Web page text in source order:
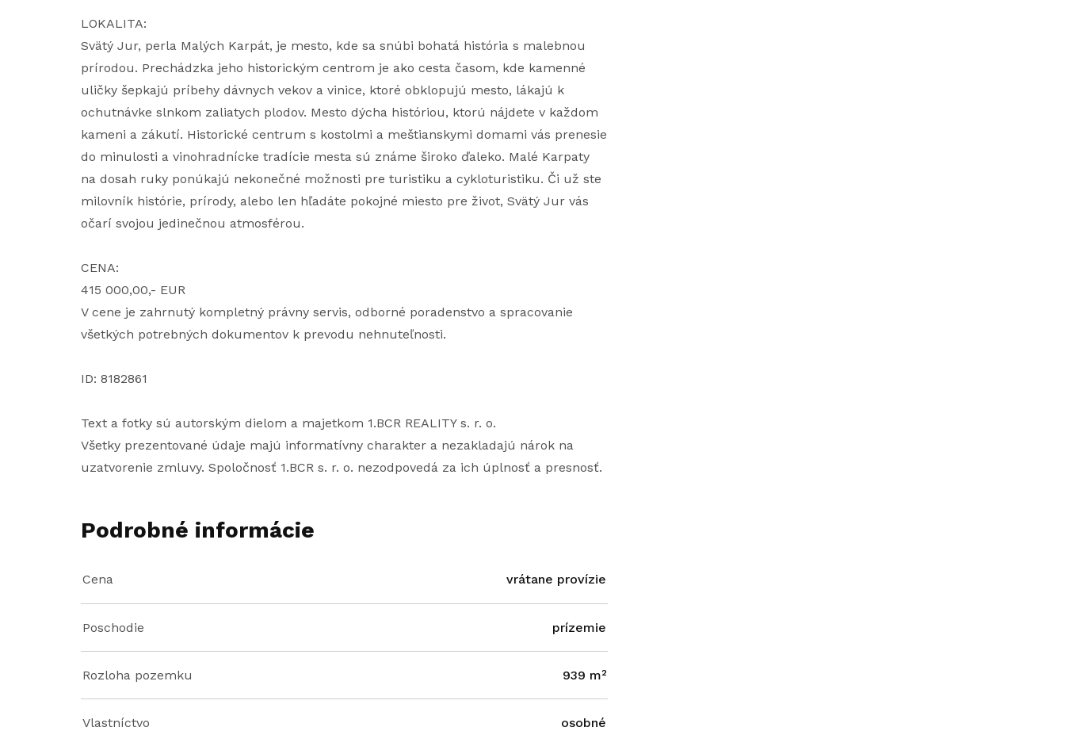
LOKALITA:
Svätý Jur, perla Malých Karpát, je mesto, kde sa snúbi bohatá história s malebnou
prírodou. Prechádzka jeho historickým centrom je ako cesta časom, kde kamenné
uličky šepkajú príbehy dávnych vekov a vinice, ktoré obklopujú mesto, lákajú k
ochutnávke slnkom zaliatych plodov. Mesto dýcha históriou, ktorú nájdete v každom
kameni a zákutí. Historické centrum s kostolmi a meštianskymi domami vás prenesie
do minulosti a vinohradnícke tradície mesta sú známe široko ďaleko. Malé Karpaty
na dosah ruky ponúkajú nekonečné možnosti pre turistiku a cykloturistiku. Či už ste
milovník histórie, prírody, alebo len hľadáte pokojné miesto pre život, Svätý Jur vás
očarí svojou jedinečnou atmosférou.
CENA:
415 000,00,- EUR
V cene je zahrnutý kompletný právny servis, odborné poradenstvo a spracovanie
všetkých potrebných dokumentov k prevodu nehnuteľnosti.
ID: 8182861
Text a fotky sú autorským dielom a majetkom 1.BCR REALITY s. r. o.
Všetky prezentované údaje majú informatívny charakter a nezakladajú nárok na
uzatvorenie zmluvy. Spoločnosť 1.BCR s. r. o. nezodpovedá za ich úplnosť a presnosť.
Podrobné informácie
Cena vrátane provízie
Poschodie prízemie
Rozloha pozemku 939 m²
Vlastníctvo osobné